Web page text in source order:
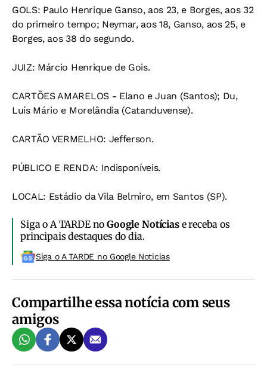
GOLS: Paulo Henrique Ganso, aos 23, e Borges, aos 32
do primeiro tempo; Neymar, aos 18, Ganso, aos 25, e
Borges, aos 38 do segundo.
JUIZ: Márcio Henrique de Gois.
CARTÕES AMARELOS - Elano e Juan (Santos); Du,
Luís Mário e Morelândia (Catanduvense).
CARTÃO VERMELHO: Jefferson.
PÚBLICO E RENDA: Indisponíveis.
LOCAL: Estádio da Vila Belmiro, em Santos (SP).
Siga o A TARDE noGoogle Notíciase receba os
principais destaques do dia.
Siga o A TARDE no Google Noticias
Compartilhe essa notícia com seus
amigos